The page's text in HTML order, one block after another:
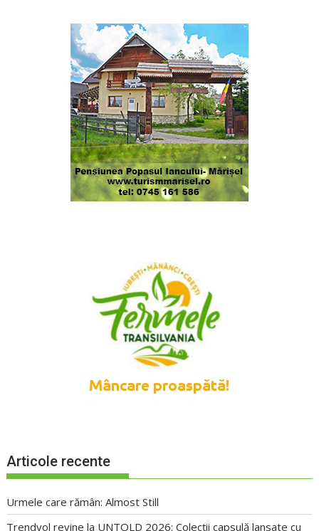
Articole recente
Urmele care rămân: Almost Still
Trendyol revine la UNTOLD 2026: Colecții capsulă lansate cu